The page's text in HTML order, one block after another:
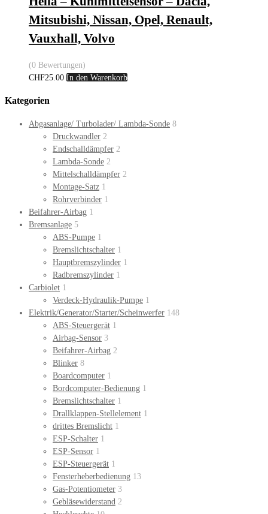
Mitsubishi, Nissan, Opel, Renault,
Vauxhall, Volvo
(0 Bewertungen)
CHF25.00 In den Warenkorb
Kategorien
Abgasanlage/ Turbolader/ Lambda-Sonde 8
Druckwandler 2
Endschalldämpfer 2
Lambda-Sonde 2
Mittelschalldämpfer 2
Montage-Satz 1
Rohrverbinder 1
Beifahrer-Airbag 1
Bremsanlage 5
ABS-Pumpe 1
Bremslichtschalter 1
Hauptbremszylinder 1
Radbremszylinder 1
Carbiolet 1
Verdeck-Hydraulik-Pumpe 1
Elektrik/Generator/Starter/Scheinwerfer 148
ABS-Steuergerät 1
Airbag-Sensor 3
Beifahrer-Airbag 2
Blinker 8
Boardcomputer 1
Bordcomputer-Bedienung 1
Bremslichtschalter 1
Drallklappen-Stellelement 1
drittes Bremslicht 1
ESP-Schalter 1
ESP-Sensor 1
ESP-Steuergerät 1
Fensterheberbedienung 13
Gas-Potentiometer 3
Gebläsewiderstand 2